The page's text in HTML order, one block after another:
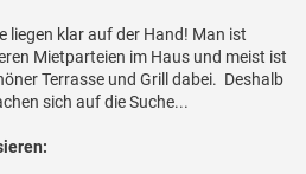
liegen klar auf der Hand! Man ist
Mietparteien im Haus und meist ist
Terrasse und Grill dabei. Deshalb
sich auf die Suche...